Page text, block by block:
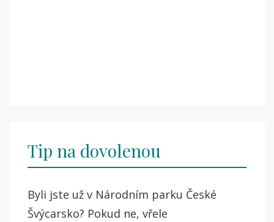
Tip na dovolenou
Byli jste už v Národním parku České
Švýcarsko? Pokud ne, vřele